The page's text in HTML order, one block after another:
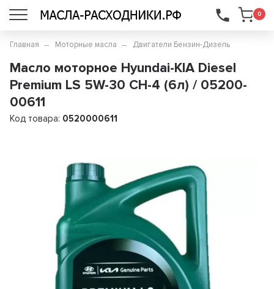
0
...
Главная Моторные масла Двигатели Бензин-Дизель
Масло моторное Hyundai-KIA Diesel
Premium LS 5W-30 CH-4 (6л) / 05200-
00611
Код товара: 0520000611